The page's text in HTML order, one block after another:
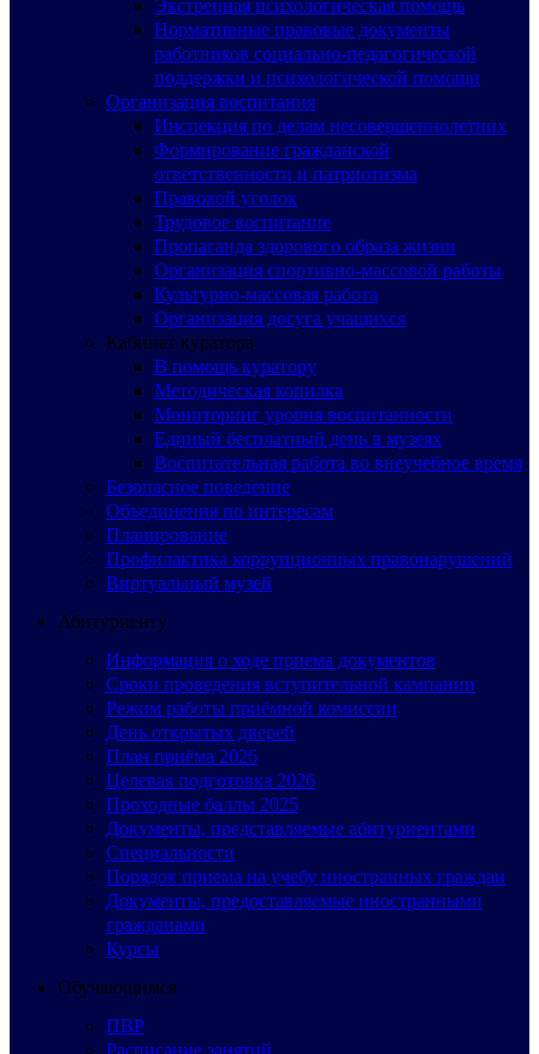
Экстренная психологическая помощь
Нормативные правовые документы
работников социально-педагогической
поддержки и психологической помощи
Организация воспитания
Инспекция по делам несовершеннолетних
Формирование гражданской
ответственности и патриотизма
Правовой уголок
Трудовое воспитание
Пропаганда здорового образа жизни
Организация спортивно-массовой работы
Культурно-массовая работа
Организация досуга учащихся
Кабинет куратора
В помощь куратору
Методическая копилка
Мониторинг уровня воспитанности
Единый бесплатный день в музеях
Воспитательная работа во внеучебное время
Безопасное поведение
Объединения по интересам
Планирование
Профилактика коррупционных правонарушений
Виртуальный музей
Абитуриенту
Информация о ходе приема документов
Сроки проведения вступительной кампании
Режим работы приёмной комиссии
День открытых дверей
План приёма 2026
Целевая подготовка 2026
Проходные баллы 2025
Документы, представляемые абитуриентами
Специальности
Порядок приема на учебу иностранных граждан
Документы, предоставляемые иностранными
гражданами
Курсы
Обучающимся
ПВР
Расписание занятий